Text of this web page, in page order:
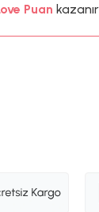
Puankazanırsın!